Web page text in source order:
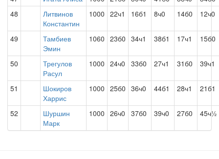
48
Литвинов
Константин
1000 22ч1 16б1 8ч0 14б0 12ч0
49
Тамбиев
Эмин
1060 23б0 34ч1 38б1 17ч1 15б0
50
Трегулов
Расул
1000 24ч0 33б0 27ч1 31б0 39ч1
51
Шокиров
Харрис
1000 25б0 36ч0 44б1 28ч1 21б1
52
Шуршин
Марк
1000 26ч0 37б0 39ч0 27б0 45ч½